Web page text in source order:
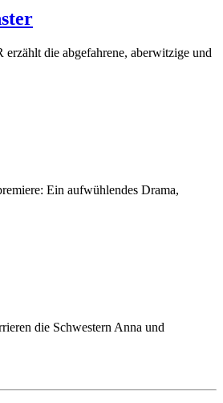
die abgefahrene, aberwitzige und
Ein aufwühlendes Drama,
die Schwestern Anna und